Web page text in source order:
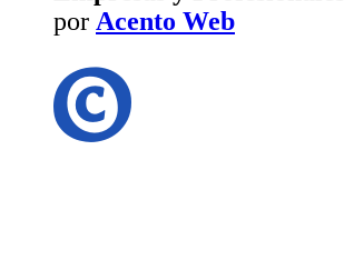
por Acento Web